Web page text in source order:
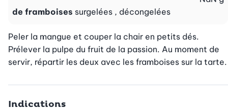
de framboises surgelées , décongelées
Peler la mangue et couper la chair en petits dés.
Prélever la pulpe du fruit de la passion. Au moment de
servir, répartir les deux avec les framboises sur la tarte.
Indications